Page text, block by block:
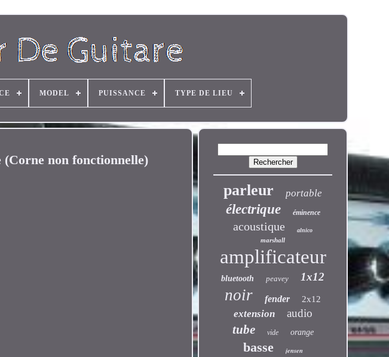
MODEL PUISSANCE TYPE DE LIEU
(Corne non fonctionnelle)
parleur portable
électrique éminence
acoustique alnico
marshall
amplificateur
bluetooth peavey 1x12
noir fender 2x12
extension audio
tube vide orange
basse jensen